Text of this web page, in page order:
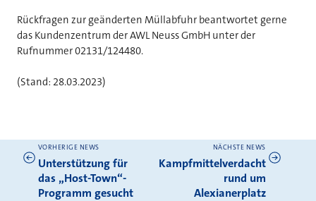
Rückfragen zur geänderten Müllabfuhr beantwortet gerne
das Kundenzentrum der AWL Neuss GmbH unter der
Rufnummer 02131/124480.
(Stand: 28.03.2023)
Weitere News
VORHERIGE NEWS
Unterstützung für
das „Host-Town“-
Programm gesucht
NÄCHSTE NEWS
Kampfmittelverdacht
rund um
Alexianerplatz